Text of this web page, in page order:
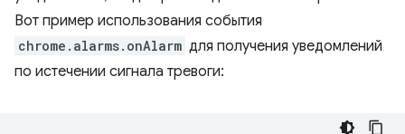
Вот пример использования события
chrome.alarms.onAlarm для получения уведомлений
по истечении сигнала тревоги: